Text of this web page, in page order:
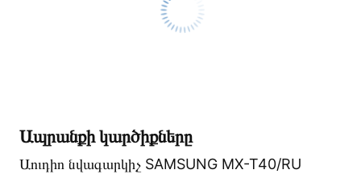
Տվյալ ապրանքը սետիֆիկացված է և համպատասխանում է
Ապրանքի կարծիքները
Աուդիո նվագարկիչ SAMSUNG MX-T40/RU